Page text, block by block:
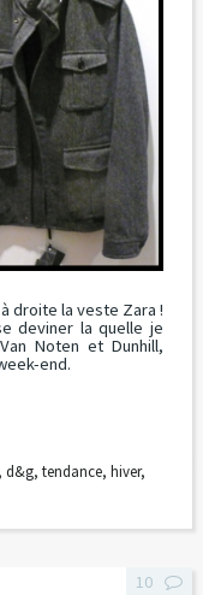
droite la veste Zara !
deviner la quelle je
Noten et Dunhill,
end.
d&g, tendance, hiver,
10